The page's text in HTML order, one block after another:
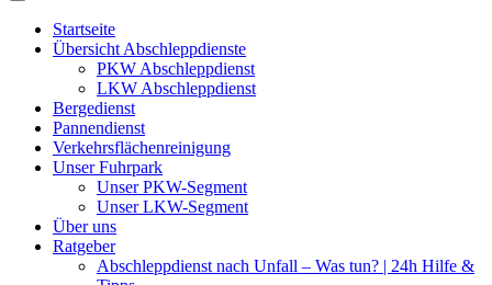
Startseite
Übersicht Abschleppdienste
PKW Abschleppdienst
LKW Abschleppdienst
Bergedienst
Pannendienst
Verkehrsflächenreinigung
Unser Fuhrpark
Unser PKW-Segment
Unser LKW-Segment
Über uns
Ratgeber
Abschleppdienst nach Unfall – Was tun? | 24h Hilfe &